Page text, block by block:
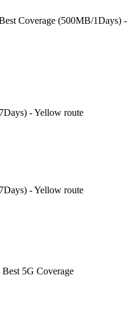
Coverage (500MB/1Days) -
- Yellow route
- Yellow route
5G Coverage